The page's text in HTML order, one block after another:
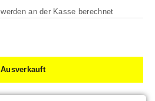
werden an der Kasse berechnet
Ausverkauft